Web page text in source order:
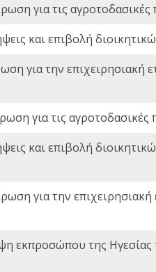
για τις
και επιβολή
για την
για τις
και επιβολή
για την
εκπροσώπου της